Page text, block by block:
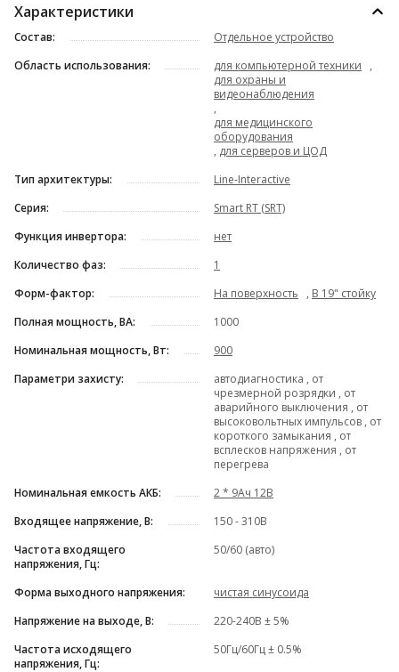
Характеристики
Состав:
Отдельное устройство
Область использования:
для компьютерной техники
,
для охраны и
видеонаблюдения
,
для медицинского
оборудования
, для серверов и ЦОД
Тип архитектуры:
Line-Interactive
Серия:
Smart RT (SRT)
Функция инвертора:
нет
Количество фаз:
1
Форм-фактор:
На поверхность , В 19" стойку
Полная мощность, ВА:
1000
Номинальная мощность, Вт:
900
Параметри захисту:
автодиагностика , от
чрезмерной розрядки , от
аварийного выключения , от
высоковольтных импульсов , от
короткого замыкания , от
всплесков напряжения , от
перегрева
Номинальная емкость АКБ:
2 * 9Ач 12В
Входящее напряжение, В:
150 - 310В
Частота входящего
напряжения, Гц:
50/60 (авто)
Форма выходного напряжения:
чистая синусоида
Напряжение на выходе, В:
220-240В ± 5%
Частота исходящего
напряжения, Гц:
50Гц/60Гц ± 0.5%